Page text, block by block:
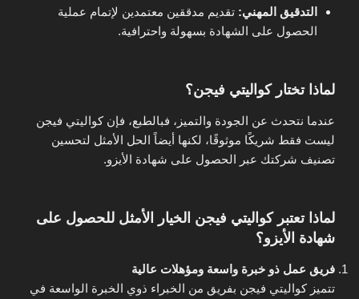
التدقيق المهني: تقديم مدققين معتمدين لإتمام عملية
الحصول على الشهادة بسهولة واحترافية.
لماذا تختار كواليتي فيجن؟
عندما نتحدث عن الجودة والتميز، فبالطبع، فإن كواليتي فيجن
ليست فقط شريكًا موثوقًا، لكنها أيضاً الحل الأمثل لتحسين
تصنيف شركتك عبر الحصول على شهادة الأيزو.
لماذا تعتبر كواليتي فيجن الخيار الأمثل للحصول على
شهادة الأيزو؟
فريق عمل ذو خبرة واسعة ومؤهلات عالية
تتميز كواليتي فيجن بفريق من الخبراء ذوي الخبرة الواسعة في